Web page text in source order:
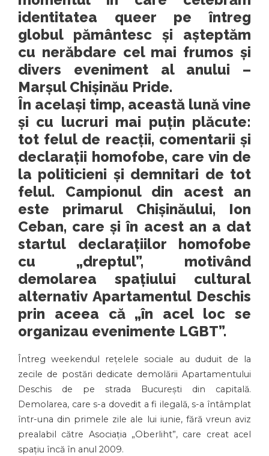
identitatea queer pe întreg
globul pământesc și așteptăm
cu nerăbdare cel mai frumos și
divers eveniment al anului –
Marșul Chișinău Pride.
În același timp, această lună vine
și cu lucruri mai puțin plăcute:
tot felul de reacții, comentarii și
declarații homofobe, care vin de
la politicieni și demnitari de tot
felul. Campionul din acest an
este primarul Chișinăului, Ion
Ceban, care și în acest an a dat
startul declarațiilor homofobe
cu „dreptul”, motivând
demolarea spațiului cultural
alternativ Apartamentul Deschis
prin aceea că „în acel loc se
organizau evenimente LGBT”.
Întreg weekendul rețelele sociale au duduit de la
zecile de postări dedicate demolării Apartamentului
Deschis de pe strada București din capitală.
Demolarea, care s-a dovedit a fi ilegală, s-a întâmplat
într-una din primele zile ale lui iunie, fără vreun aviz
prealabil către Asociația „Oberliht”, care creat acel
spațiu încă în anul 2009.